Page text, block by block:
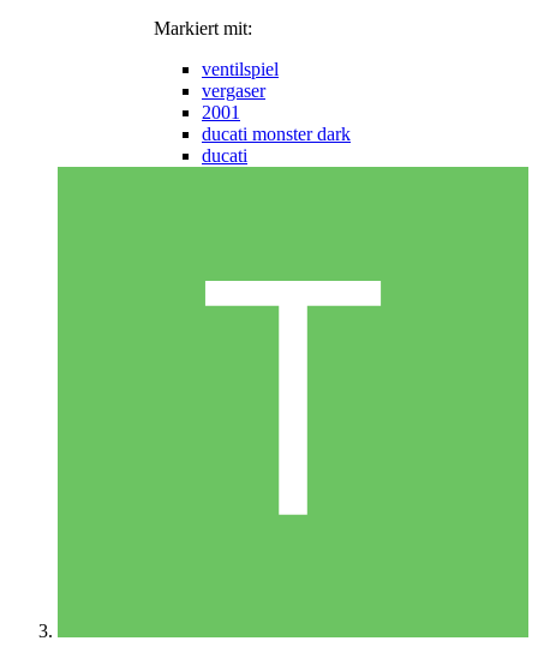
Markiert mit:
ventilspiel
vergaser
2001
ducati monster dark
ducati